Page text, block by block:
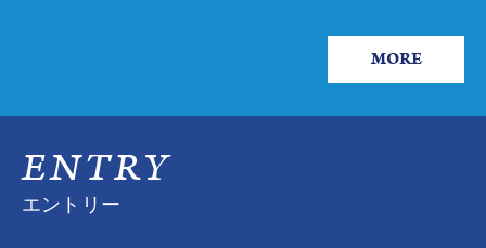
MORE
ENTRY
エントリー